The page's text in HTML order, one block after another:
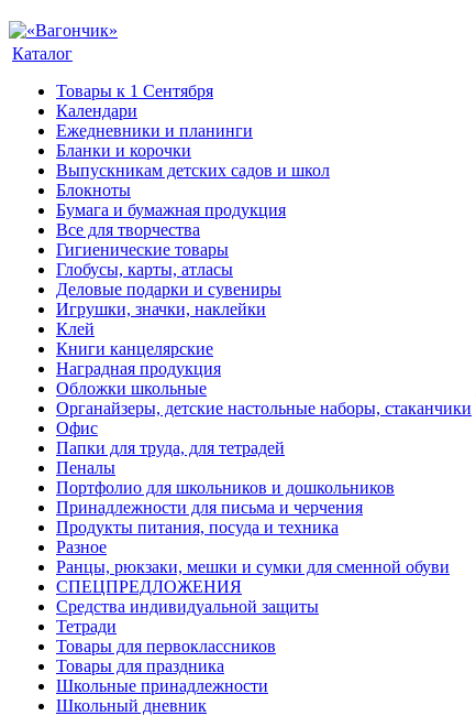
Каталог
Товары к 1 Сентября
Календари
Ежедневники и планинги
Бланки и корочки
Выпускникам детских садов и школ
Блокноты
Бумага и бумажная продукция
Все для творчества
Гигиенические товары
Глобусы, карты, атласы
Деловые подарки и сувениры
Игрушки, значки, наклейки
Клей
Книги канцелярские
Наградная продукция
Обложки школьные
Органайзеры, детские настольные наборы, стаканчики
Офис
Папки для труда, для тетрадей
Пеналы
Портфолио для школьников и дошкольников
Принадлежности для письма и черчения
Продукты питания, посуда и техника
Разное
Ранцы, рюкзаки, мешки и сумки для сменной обуви
СПЕЦПРЕДЛОЖЕНИЯ
Средства индивидуальной защиты
Тетради
Товары для первоклассников
Товары для праздника
Школьные принадлежности
Школьный дневник